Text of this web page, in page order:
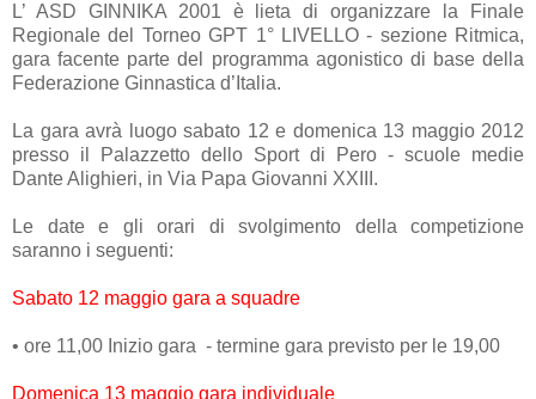
L’ ASD GINNIKA 2001 è lieta di organizzare la Finale
Regionale del Torneo GPT 1° LIVELLO - sezione Ritmica,
gara facente parte del programma agonistico di base della
Federazione Ginnastica d’Italia.
La gara avrà luogo sabato 12 e domenica 13 maggio 2012
presso il Palazzetto dello Sport di Pero - scuole medie
Dante Alighieri, in Via Papa Giovanni XXIII.
Le date e gli orari di svolgimento della competizione
saranno i seguenti:
Sabato 12 maggio gara a squadre
• ore 11,00 Inizio gara - termine gara previsto per le 19,00
Domenica 13 maggio gara individuale